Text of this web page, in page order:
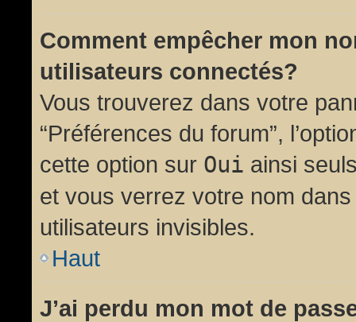
Comment empêcher mon
utilisateurs connectés?
Vous trouverez dans votre
“Préférences du forum”,
cette option sur Oui ainsi
et vous verrez votre nom
utilisateurs invisibles.
Haut
J’ai perdu mon mot de